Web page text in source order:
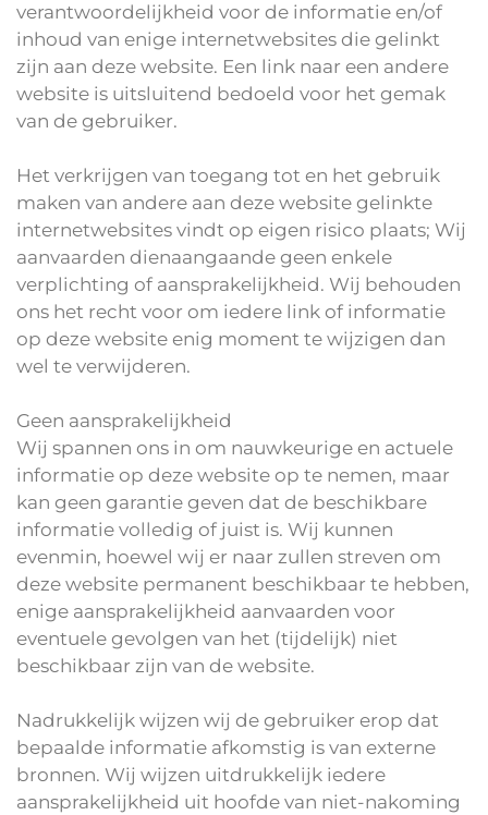
verantwoordelijkheid voor de informatie en/of
inhoud van enige internetwebsites die gelinkt
zijn aan deze website. Een link naar een andere
website is uitsluitend bedoeld voor het gemak
van de gebruiker.
Het verkrijgen van toegang tot en het gebruik
maken van andere aan deze website gelinkte
internetwebsites vindt op eigen risico plaats; Wij
aanvaarden dienaangaande geen enkele
verplichting of aansprakelijkheid. Wij behouden
ons het recht voor om iedere link of informatie
op deze website enig moment te wijzigen dan
wel te verwijderen.
Geen aansprakelijkheid
Wij spannen ons in om nauwkeurige en actuele
informatie op deze website op te nemen, maar
kan geen garantie geven dat de beschikbare
informatie volledig of juist is. Wij kunnen
evenmin, hoewel wij er naar zullen streven om
deze website permanent beschikbaar te hebben,
enige aansprakelijkheid aanvaarden voor
eventuele gevolgen van het (tijdelijk) niet
beschikbaar zijn van de website.
Nadrukkelijk wijzen wij de gebruiker erop dat
bepaalde informatie afkomstig is van externe
bronnen. Wij wijzen uitdrukkelijk iedere
aansprakelijkheid uit hoofde van niet-nakoming